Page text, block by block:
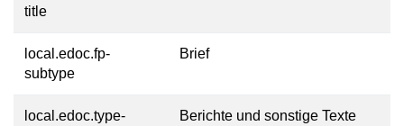
title
local.edoc.fp-
subtype
Brief
local.edoc.type-
Berichte und sonstige Texte